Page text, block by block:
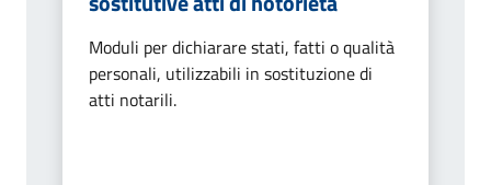
Moduli per dichiarare stati, fatti o qualità
personali, utilizzabili in sostituzione di
atti notarili.